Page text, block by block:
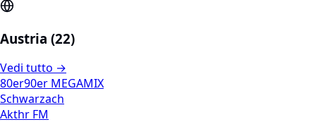
Austria (22)
Vedi tutto →
80er90er MEGAMIX
Schwarzach
Akthr FM